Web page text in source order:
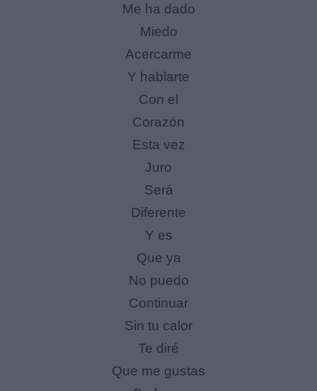
Me ha dado
Miedo
Acercarme
Y hablarte
Con el
Corazón
Esta vez
Juro
Será
Diferente
Y es
Que ya
No puedo
Continuar
Sin tu calor
Te diré
Que me gustas